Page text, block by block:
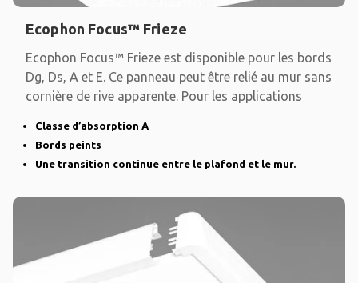
Ecophon Focus™ Frieze
Ecophon Focus™ Frieze est disponible pour les bords
Dg, Ds, A et E. Ce panneau peut être relié au mur sans
cornière de rive apparente. Pour les applications
Classe d’absorption A
Bords peints
Une transition continue entre le plafond et le mur.